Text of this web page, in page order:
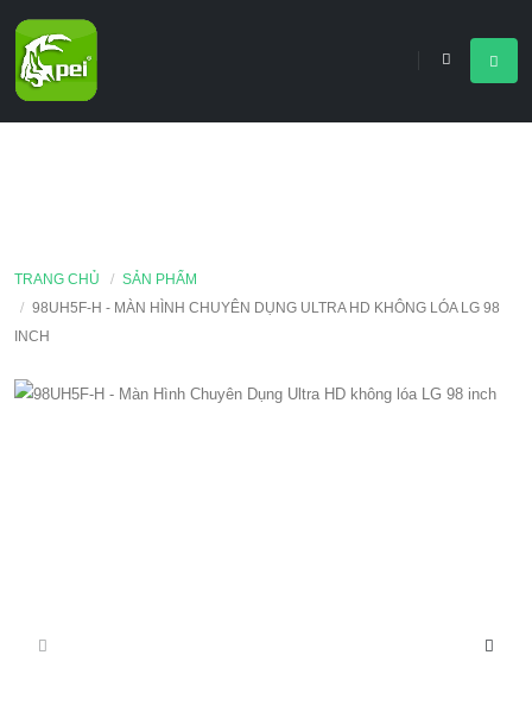
TRANG CHỦ
SẢN PHẨM
98UH5F-H - MÀN HÌNH CHUYÊN DỤNG ULTRA HD KHÔNG LÓA LG 98
INCH